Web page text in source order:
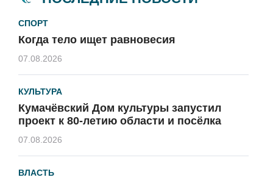
СПОРТ
Когда тело ищет равновесия
07.08.2026
КУЛЬТУРА
Кумачёвский Дом культуры запустил
проект к 80-летию области и посёлка
07.08.2026
ВЛАСТЬ